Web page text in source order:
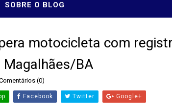
SOBRE O BLOG
motocicleta com
Magalhães/BA
(0)
Facebook Twitter Google+